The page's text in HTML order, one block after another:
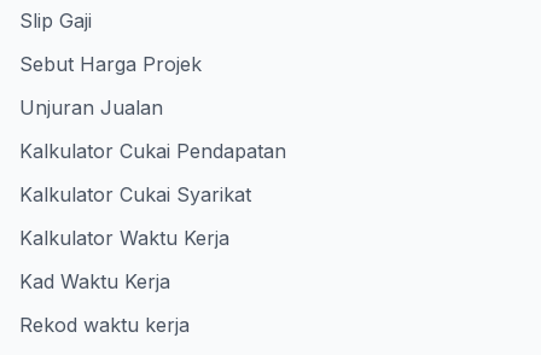
Slip Gaji
Sebut Harga Projek
Unjuran Jualan
Kalkulator Cukai Pendapatan
Kalkulator Cukai Syarikat
Kalkulator Waktu Kerja
Kad Waktu Kerja
Rekod waktu kerja